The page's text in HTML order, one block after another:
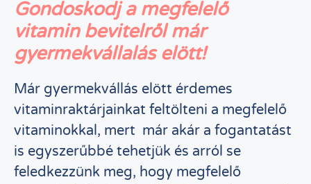
Gondoskodj a megfelelő
vitamin bevitelről már
gyermekvállalás elött!
Már gyermekvállás elött érdemes
vitaminraktárjainkat feltölteni a megfelelő
vitaminokkal, mert már akár a fogantatást
is egyszerűbbé tehetjük és arról se
feledkezzünk meg, hogy megfelelő